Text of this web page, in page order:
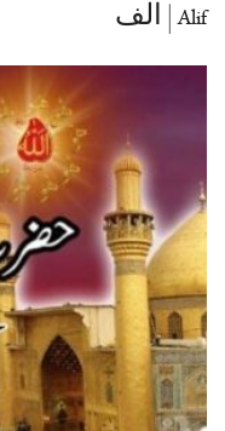
Alif | الف